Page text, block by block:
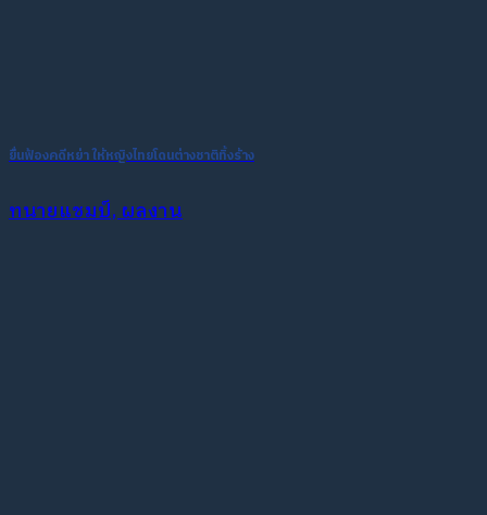
ยื่นฟ้องคดีหย่า ให้หญิงไทยโดนต่างชาติทิ้งร้าง
ทนายแชมป์, ผลงาน